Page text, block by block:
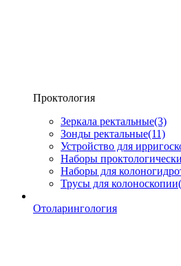
Проктология
Зеркала ректальные(3)
Зонды ректальные(11)
Устройство для
Наборы
Наборы для
Трусы для колоноскопии
Отоларингология